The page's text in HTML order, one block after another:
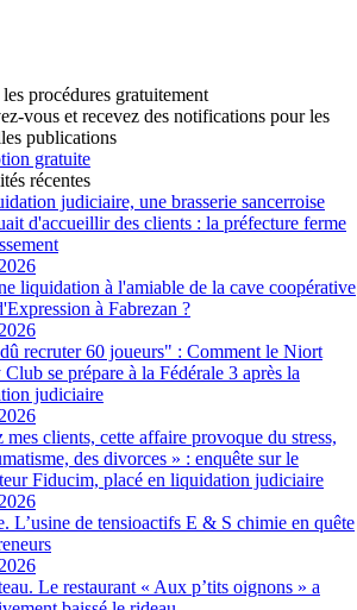
procédures gratuitement
vous et recevez des notifications pour les
publications
gratuite
récentes
judiciaire, une brasserie sancerroise
d'accueillir des clients : la préfecture ferme
liquidation à l'amiable de la cave coopérative
à Fabrezan ?
recruter 60 joueurs" : Comment le Niort
se prépare à la Fédérale 3 après la
judiciaire
mes clients, cette affaire provoque du stress,
des divorces » : enquête sur le
Fiducim, placé en liquidation judiciaire
L’usine de tensioactifs E & S chimie en quête
Le restaurant « Aux p’tits oignons » a